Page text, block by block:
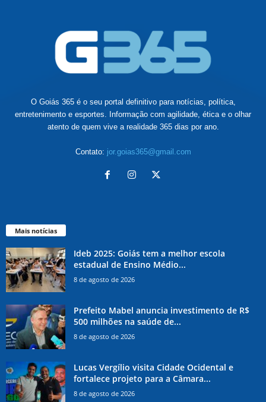
O Goiás 365 é o seu portal definitivo para notícias, política,
entretenimento e esportes. Informação com agilidade, ética e o olhar
atento de quem vive a realidade 365 dias por ano.
Contato: jor.goias365@gmail.com
Mais notícias
Ideb 2025: Goiás tem a melhor escola
estadual de Ensino Médio...
8 de agosto de 2026
Prefeito Mabel anuncia investimento de R$
500 milhões na saúde de...
8 de agosto de 2026
Lucas Vergílio visita Cidade Ocidental e
fortalece projeto para a Câmara...
8 de agosto de 2026